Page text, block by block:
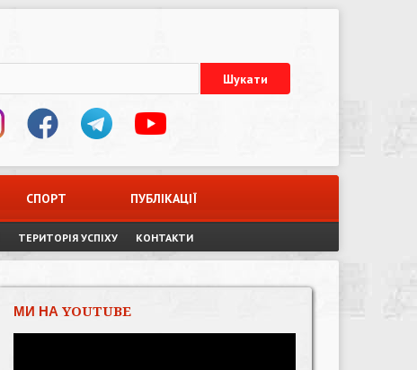
СПОРТ ПУБЛІКАЦІЇ
ТЕРИТОРІЯ УСПІХУ КОНТАКТИ
МИ НА YOUTUBE